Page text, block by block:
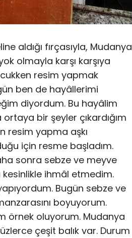
aldığı fırçasıyla, Mudanya
olmayla karşı karşıya
resim yapmak
ben de hayâllerimi
diyordum. Bu hayâlim
bir şeyler çıkardığım
resim yapma aşkı
için resme başladım.
sonra sebze ve meyve
ihmâl etmedim.
Bugün sebze ve
boyuyorum.
örnek oluyorum. Mudanya
çeşit balık var. Durum